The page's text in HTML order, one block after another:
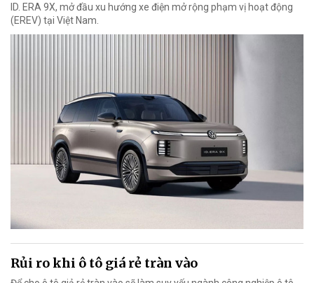
ID. ERA 9X, mở đầu xu hướng xe điện mở rộng phạm vị hoạt động
(EREV) tại Việt Nam.
Rủi ro khi ô tô giá rẻ tràn vào